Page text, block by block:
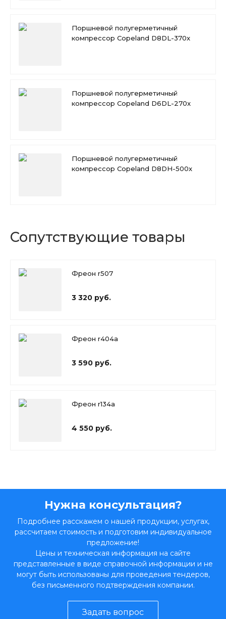
Поршневой полугерметичный
компрессор Copeland D8DL-370x
Поршневой полугерметичный
компрессор Copeland D6DL-270x
Поршневой полугерметичный
компрессор Copeland D8DH-500x
Сопутствующие товары
Фреон r507
3 320 руб.
Фреон r404a
3 590 руб.
Фреон r134a
4 550 руб.
Нужна консультация?
Подробнее расскажем о нашей продукции, услугах,
рассчитаем стоимость и подготовим индивидуальное
предложение!
Цены и техническая информация на сайте
представленные в виде справочной информации и не
могут быть использованы для проведения тендеров,
без письменного подтверждения компании.
Задать вопрос